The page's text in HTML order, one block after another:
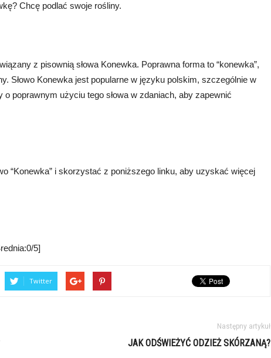
Chcę podlać swoje rośliny.
z pisownią słowa Konewka. Poprawna forma to “konewka”,
Słowo Konewka jest popularne w języku polskim, szczególnie w
poprawnym użyciu tego słowa w zdaniach, aby zapewnić
“Konewka” i skorzystać z poniższego linku, aby uzyskać więcej
5]
Twitter
Następny artykuł
JAK ODŚWIEŻYĆ ODZIEŻ SKÓRZANĄ?